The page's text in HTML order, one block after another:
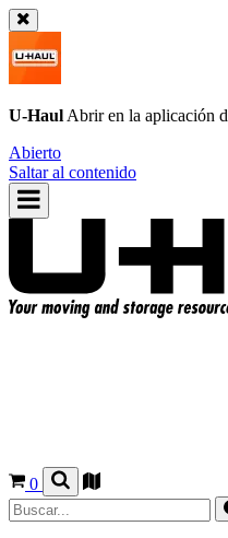
U-Haul Abrir en la aplicación
Abierto
Saltar al contenido
0